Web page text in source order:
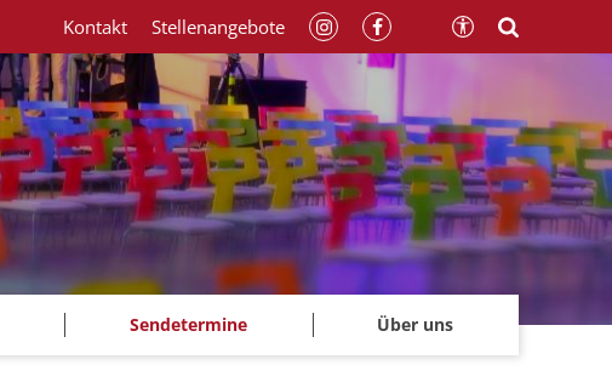
Sendetermine Über uns
Kontakt Stellenangebote